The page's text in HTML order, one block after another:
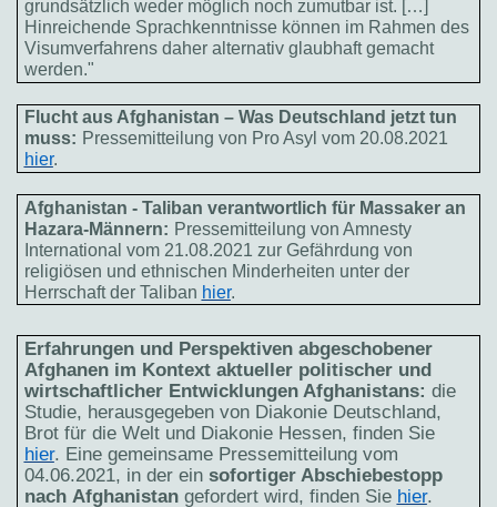
grundsätzlich weder möglich noch zumutbar ist. […]
Hinreichende Sprachkenntnisse können im Rahmen des
Visumverfahrens daher alternativ glaubhaft gemacht
werden."
Flucht aus Afghanistan – Was Deutschland jetzt tun
muss: Pressemitteilung von Pro Asyl vom 20.08.2021
hier.
Afghanistan - Taliban verantwortlich für Massaker an
Hazara-Männern: Pressemitteilung von Amnesty
International vom 21.08.2021 zur Gefährdung von
religiösen und ethnischen Minderheiten unter der
Herrschaft der Taliban hier.
Erfahrungen und Perspektiven abgeschobener
Afghanen im Kontext aktueller politischer und
wirtschaftlicher Entwicklungen Afghanistans: die
Studie, herausgegeben von Diakonie Deutschland,
Brot für die Welt und Diakonie Hessen, finden Sie
hier. Eine gemeinsame Pressemitteilung vom
04.06.2021, in der ein sofortiger Abschiebestopp
nach Afghanistangefordert wird, finden Sie hier.